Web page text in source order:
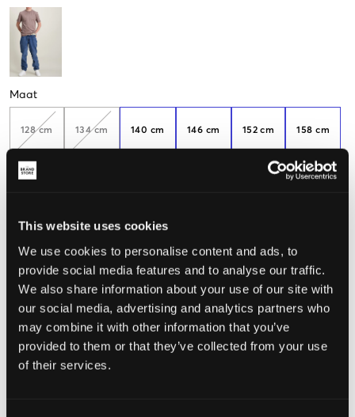
This website uses cookies
We use cookies to personalise content and ads, to
provide social media features and to analyse our traffic.
We also share information about your use of our site with
our social media, advertising and analytics partners who
may combine it with other information that you’ve
provided to them or that they’ve collected from your use
of their services.
Maat
128 cm 134 cm 140 cm 146 cm 152 cm
Weinig
beschikbaar
158 cm
De maat lijkt
Perfect Te groot
MAATTABEL
KIES EEN MAAT